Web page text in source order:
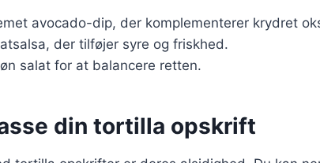
avocado-dip, der komplementerer krydret
der tilføjer syre og friskhed.
salat for at balancere retten.
din tortilla opskrift